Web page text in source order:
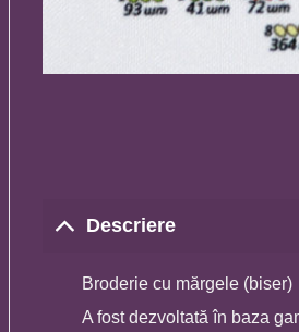
Descriere
Broderie cu mărgele (biser)
A fost dezvoltată în baza